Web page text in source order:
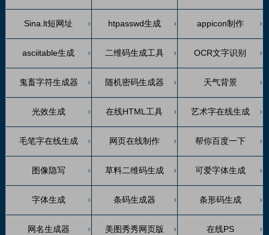
Sina.lt短网址 htpasswd生成 appicon制作
asciitable生成 二维码生成工具 OCR文字识别
鬼畜字符生成器 随机密码生成器 天气背景
光效生成 在线HTML工具 艺术字在线生成
毛笔字在线生成 网页在线制作 帮你百度一下
图像隐写 草料二维码生成 可爱字体生成
字体生成 条码生成器 条形码生成
网名生成器 美图秀秀网页版 在线PS